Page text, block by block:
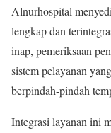
Alnurhospital
lengkap dan
inap, pemeriksaan
sistem pelayanan
berpindah-pindah
Integrasi layanan ini